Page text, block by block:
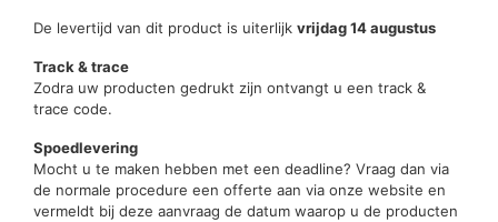
De levertijd van dit product is uiterlijk vrijdag 14 augustus
Track & trace
Zodra uw producten gedrukt zijn ontvangt u een track &
trace code.
Spoedlevering
Mocht u te maken hebben met een deadline? Vraag dan via
de normale procedure een offerte aan via onze website en
vermeldt bij deze aanvraag de datum waarop u de producten